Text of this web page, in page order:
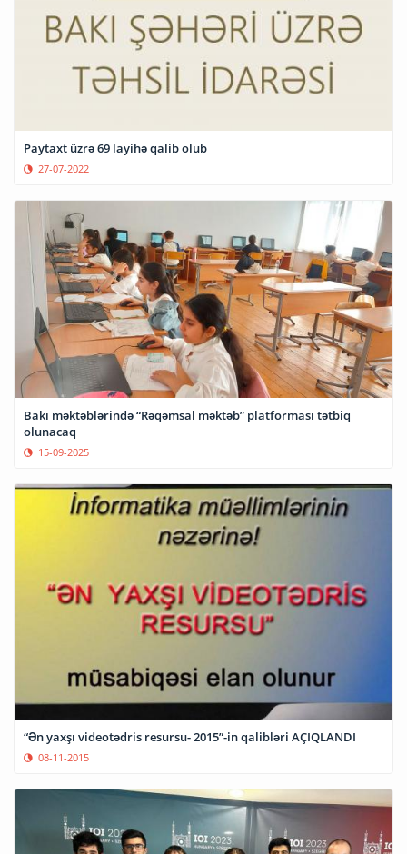
Paytaxt üzrə 69 layihə qalib olub
27-07-2022
Bakı məktəblərində “Rəqəmsal məktəb” platforması tətbiq
olunacaq
15-09-2025
“Ən yaxşı videotədris resursu- 2015”-in qalibləri AÇIQLANDI
08-11-2015